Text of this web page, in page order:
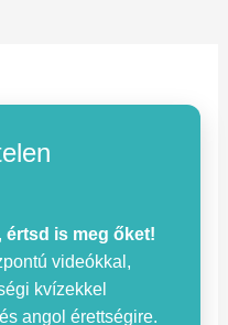
értsd is meg őket!
videókkal,
kvízekkel
angol érettségire.